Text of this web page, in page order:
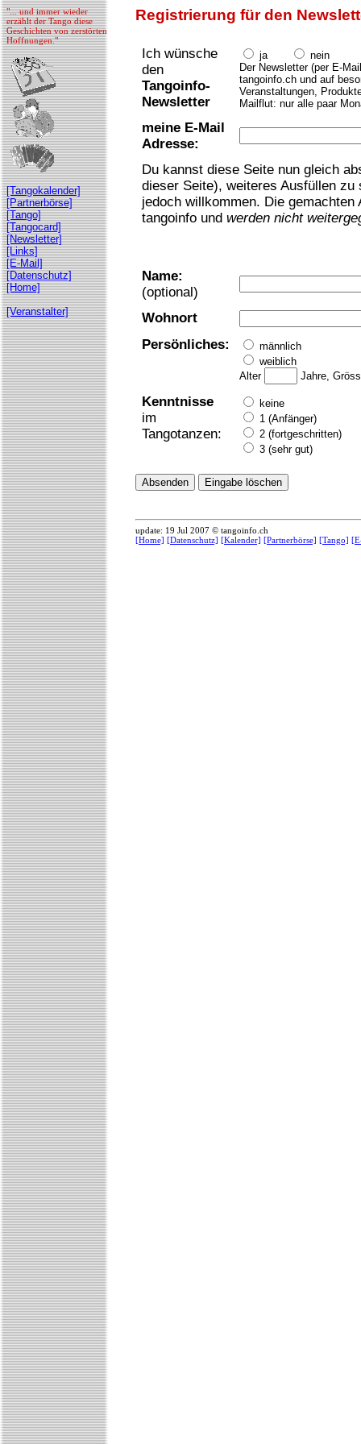
"... und immer wieder
erzählt der Tango diese
Geschichten von zerstörten
Hoffnungen."
[Tangokalender]
[Partnerbörse]
[Tango]
[Tangocard]
[Newsletter]
[Links]
[E-Mail]
[Datenschutz]
[Home]
[Veranstalter]
Registrierung für den
Ich wünsche
den
Tangoinfo-
Newsletter
ja
nein
Der Newsletter (per E-
tangoinfo.ch und auf
Veranstaltungen,
Mailflut: nur alle paar
meine E-Mail
Adresse:
Du kannst diese Seite nun gleich
dieser Seite), weiteres Ausfüllen
jedoch willkommen. Die gemachten
tangoinfo und werden nicht
Name:
(optional)
Wohnort
Persönliches:
männlich
weiblich
Alter
Jahre,
Kenntnisse
im
Tangotanzen:
keine
1 (Anfänger)
2 (fortgeschritten)
3 (sehr gut)
update: 19 Jul 2007 © tangoinfo.ch
[Home] [Datenschutz] [Kalender] [Partnerbörse] [Tango]